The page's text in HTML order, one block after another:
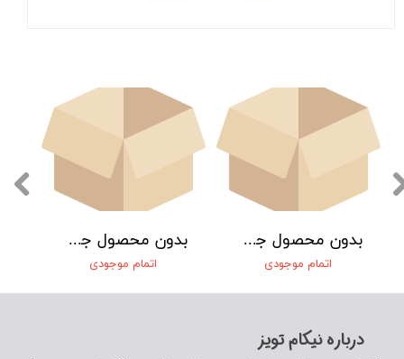
بدون محصول جهت نمایش
اتمام موجودی
بدون محصول جهت نمایش
اتمام موجودی
​درباره نیکام تویز